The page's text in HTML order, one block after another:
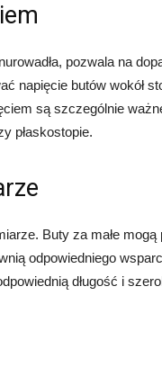
pozwala na
napięcie butów wokół
są szczególnie
płaskostopie.
Buty za małe
odpowiedniego
długość i